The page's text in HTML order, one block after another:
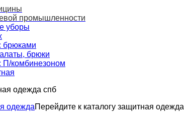
промышленности
уборы
брюками
брюки
П/комбинезоном
одеждаПерейдите к каталогу защитная одежда